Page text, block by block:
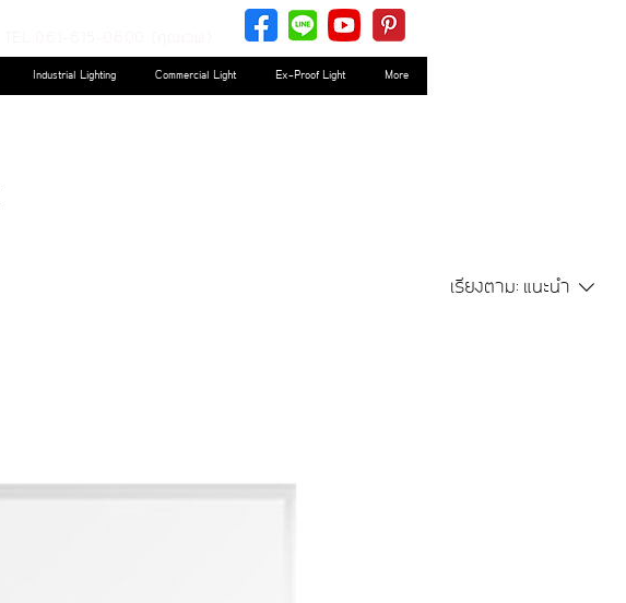
Industrial Lighting Commercial Light Ex-Proof Light More
เรียงตาม: แนะนำ